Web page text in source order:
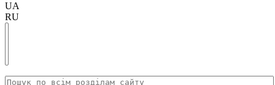
UA
RU